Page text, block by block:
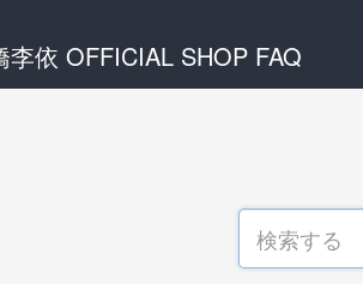
李依 OFFICIAL SHOP FAQ